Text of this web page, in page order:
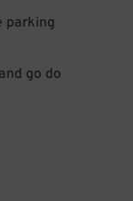
parking
go do